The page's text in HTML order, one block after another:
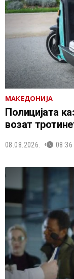
МАКЕДОНИЈА
Полицијата
возат
08.08.2026. 08:36